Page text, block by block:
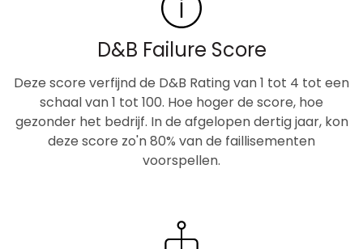
D&B Failure Score
Deze score verfijnd de D&B Rating van 1 tot 4 tot een
schaal van 1 tot 100. Hoe hoger de score, hoe
gezonder het bedrijf. In de afgelopen dertig jaar, kon
deze score zo'n 80% van de faillisementen
voorspellen.